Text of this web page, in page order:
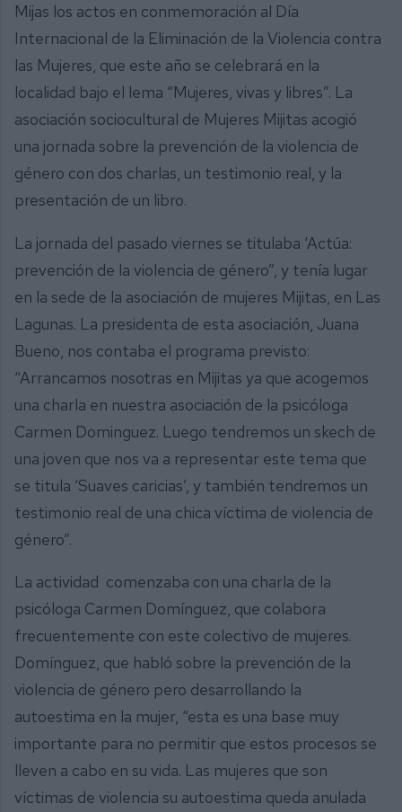
Mijas los actos en conmemoración al Día
Internacional de la Eliminación de la Violencia contra
las Mujeres, que este año se celebrará en la
localidad bajo el lema “Mujeres, vivas y libres”. La
asociación sociocultural de Mujeres Mijitas acogió
una jornada sobre la prevención de la violencia de
género con dos charlas, un testimonio real, y la
presentación de un libro.
La jornada del pasado viernes se titulaba ‘Actúa:
prevención de la violencia de género”, y tenía lugar
en la sede de la asociación de mujeres Mijitas, en Las
Lagunas. La presidenta de esta asociación, Juana
Bueno, nos contaba el programa previsto:
“Arrancamos nosotras en Mijitas ya que acogemos
una charla en nuestra asociación de la psicóloga
Carmen Dominguez. Luego tendremos un skech de
una joven que nos va a representar este tema que
se titula ‘Suaves caricias’, y también tendremos un
testimonio real de una chica víctima de violencia de
género”.
La actividad comenzaba con una charla de la
psicóloga Carmen Domínguez, que colabora
frecuentemente con este colectivo de mujeres.
Domínguez, que habló sobre la prevención de la
violencia de género pero desarrollando la
autoestima en la mujer, “esta es una base muy
importante para no permitir que estos procesos se
lleven a cabo en su vida. Las mujeres que son
víctimas de violencia su autoestima queda anulada